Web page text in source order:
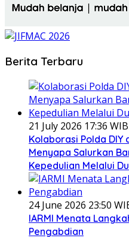
Berita Terbaru
21 July 2026 17:36 WIB
Kolaborasi Polda
Menyapa Salurkan
Kepedulian Melalui
24 June 2026 23:50
IARMI Menata
Pengabdian